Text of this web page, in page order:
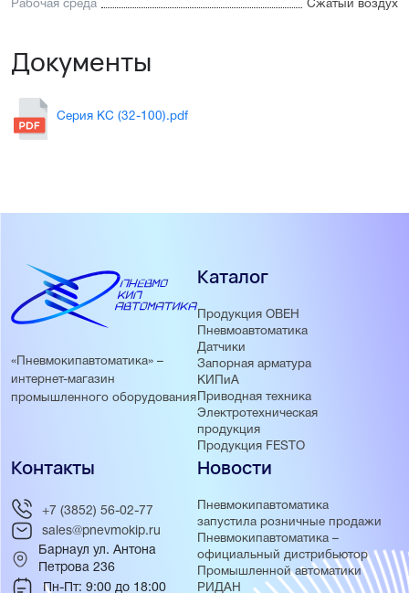
Рабочая среда Сжатый воздух
Документы
Серия KC (32-100).pdf
«Пневмокипавтоматика» –
интернет-магазин
промышленного оборудования
Каталог
Продукция ОВЕН
Пневмоавтоматика
Датчики
Запорная арматура
КИПиА
Приводная техника
Электротехническая
продукция
Продукция FESTO
Новости
Пневмокипавтоматика
запустила розничные продажи
Пневмокипавтоматика –
официальный дистрибьютор
Промышленной автоматики
РИДАН
Контакты
+7 (3852) 56-02-77
sales@pnevmokip.ru
Барнаул ул. Антона
Петрова 236
Пн-Пт: 9:00 до 18:00